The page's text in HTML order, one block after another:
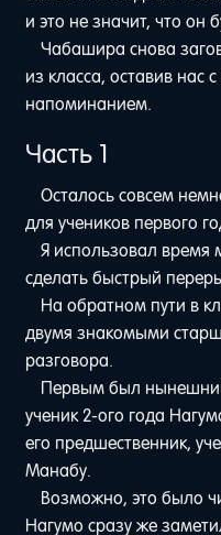
и это не значит, что он
Чабашира снова
из класса, оставив нас
напоминанием.
Часть 1
Осталось совсем
для учеников первого
Я использовал время
сделать быстрый
На обратном пути в
двумя знакомыми
разговора.
Первым был
ученик 2-ого года
его предшественник,
Манабу.
Возможно, это было
Нагумо сразу же